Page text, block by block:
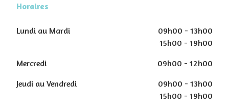
Horaires
Lundi au Mardi
09h00 - 13h00
15h00 - 19h00
Mercredi
09h00 - 12h00
Jeudi au Vendredi
09h00 - 13h00
15h00 - 19h00